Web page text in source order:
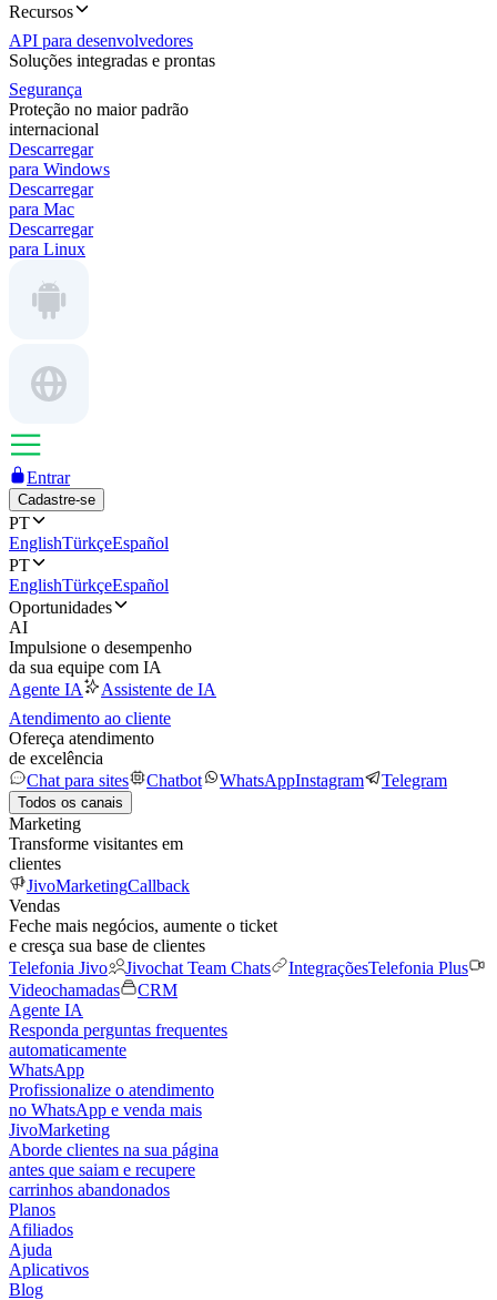
Recursos
API para desenvolvedores
Soluções integradas e prontas
Segurança
Proteção no maior padrão
internacional
Descarregar
para Windows
Descarregar
para Mac
Descarregar
para Linux
Entrar
Cadastre-se
PT
EnglishTürkçeEspañol
PT
EnglishTürkçeEspañol
Oportunidades
AI
Impulsione o desempenho
da sua equipe com IA
Agente IA
Assistente de IA
Atendimento ao cliente
Ofereça atendimento
de excelência
Chat para sites
Chatbot WhatsAppInstagram Telegram
Todos os canais
Marketing
Transforme visitantes em
clientes
JivoMarketingCallback
Vendas
Feche mais negócios, aumente o ticket
e cresça sua base de clientes
Telefonia Jivo
Jivochat Team Chats IntegraçõesTelefonia Plus
Videochamadas
CRM
Agente IA
Responda perguntas frequentes
automaticamente
WhatsApp
Profissionalize o atendimento
no WhatsApp e venda mais
JivoMarketing
Aborde clientes na sua página
antes que saiam e recupere
carrinhos abandonados
Planos
Afiliados
Ajuda
Aplicativos
Blog